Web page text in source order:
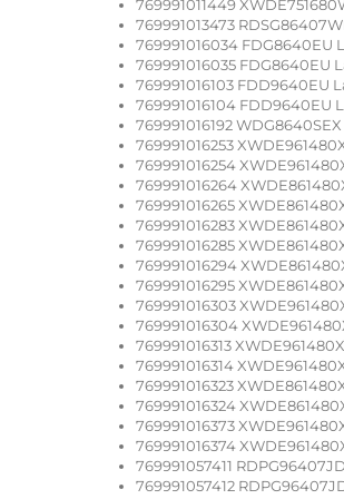
769991011449
769991013473
769991016034 FDG8640EU
769991016035 FDG8640EU
769991016103 FDD9640EU
769991016104 FDD9640EU
769991016192
769991016253
769991016254
769991016264
769991016265
769991016283
769991016285
769991016294
769991016295
769991016303
769991016304
769991016313
769991016314
769991016323
769991016324
769991016373
769991016374
769991057411
769991057412